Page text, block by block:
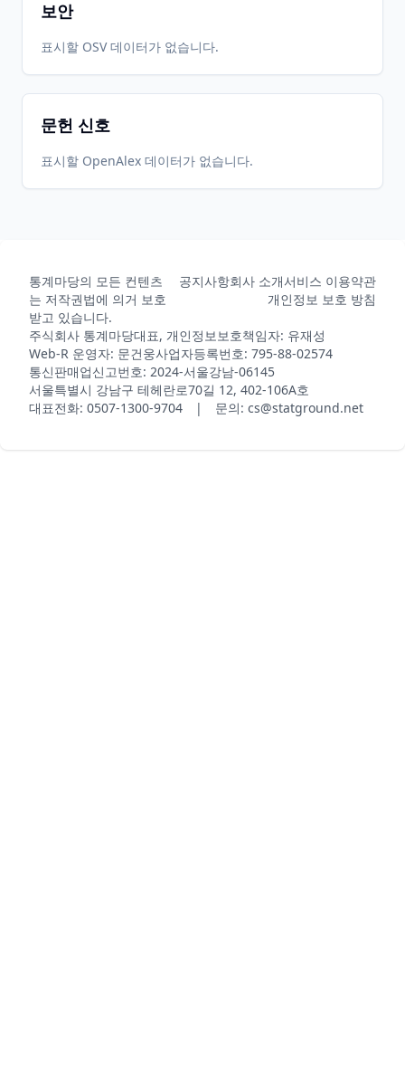
보안
표시할 OSV 데이터가 없습니다.
문헌 신호
표시할 OpenAlex 데이터가 없습니다.
통계마당의 모든 컨텐츠
는 저작권법에 의거 보호
받고 있습니다.
공지사항회사 소개서비스 이용약관
개인정보 보호 방침
주식회사 통계마당대표, 개인정보보호책임자: 유재성
Web-R 운영자: 문건웅사업자등록번호: 795-88-02574
통신판매업신고번호: 2024-서울강남-06145
서울특별시 강남구 테헤란로70길 12, 402-106A호
대표전화: 0507-1300-9704 | 문의: cs@statground.net